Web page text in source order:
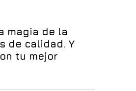
magia de la
de calidad. Y
tu mejor